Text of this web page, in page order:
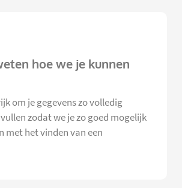
hoe we je kunnen
om je gegevens zo volledig
zodat we je zo goed mogelijk
met het vinden van een